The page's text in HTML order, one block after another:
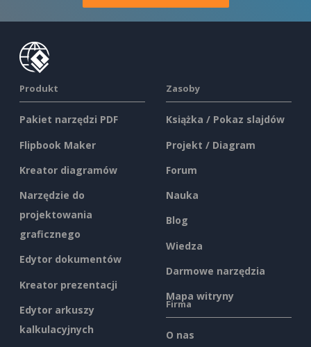
Produkt
Pakiet narzędzi PDF
Flipbook Maker
Kreator diagramów
Narzędzie do
projektowania
graficznego
Edytor dokumentów
Kreator prezentacji
Edytor arkuszy
kalkulacyjnych
Zasoby
Książka / Pokaz slajdów
Projekt / Diagram
Forum
Nauka
Blog
Wiedza
Darmowe narzędzia
Mapa witryny
Firma
O nas